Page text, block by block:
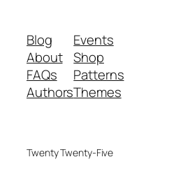
Blog
About
FAQs
Authors
Events
Shop
Patterns
Themes
Twenty Twenty-Five